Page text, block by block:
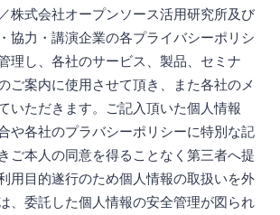
株式会社オープンソース活用研究所及び
協力・講演企業の各プライバシーポリシ
理し、各社のサービス、製品、セミナ
ご案内に使用させて頂き、また各社のメ
いただきます。ご記入頂いた個人情報
や各社のプラバシーポリシーに特別な記
ご本人の同意を得ることなく第三者へ提
用目的遂行のため個人情報の取扱いを外
、委託した個人情報の安全管理が図られ